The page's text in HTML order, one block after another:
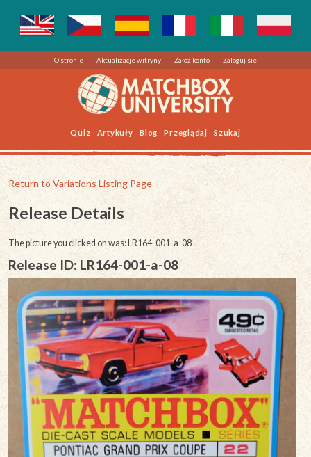
O stronie Aktualizacje witryny Załóż konto Zaloguj sie
Quiz Artykuły Blog Przeglądaj Szukaj
Return to Variations Listing Page
Release Details
The picture you clicked on was: LR164-001-a-08
Release ID: LR164-001-a-08